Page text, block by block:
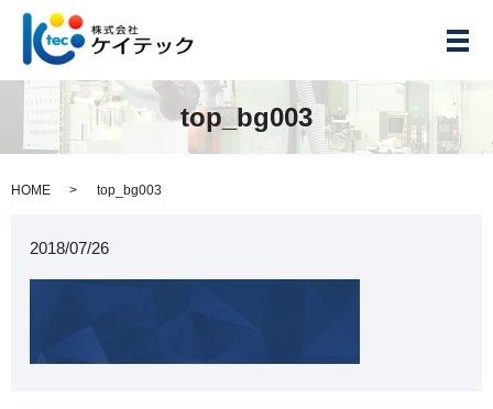
メ
top_bg003
HOME top_bg003
2018/07/26